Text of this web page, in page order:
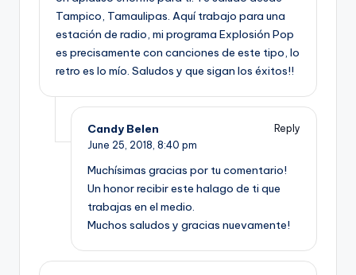
Tampico, Tamaulipas. Aquí trabajo para una
estación de radio, mi programa Explosión Pop
es precisamente con canciones de este tipo, lo
retro es lo mío. Saludos y que sigan los éxitos!!
Candy Belen
Reply
June 25, 2018, 8:40 pm
Muchísimas gracias por tu comentario!
Un honor recibir este halago de ti que
trabajas en el medio.
Muchos saludos y gracias nuevamente!